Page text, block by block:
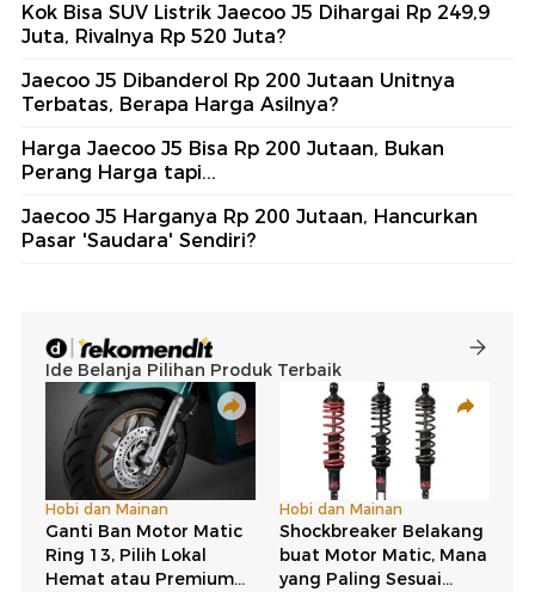
Kok Bisa SUV Listrik Jaecoo J5 Dihargai Rp 249,9
Juta, Rivalnya Rp 520 Juta?
Jaecoo J5 Dibanderol Rp 200 Jutaan Unitnya
Terbatas, Berapa Harga Asilnya?
Harga Jaecoo J5 Bisa Rp 200 Jutaan, Bukan
Perang Harga tapi...
Jaecoo J5 Harganya Rp 200 Jutaan, Hancurkan
Pasar 'Saudara' Sendiri?